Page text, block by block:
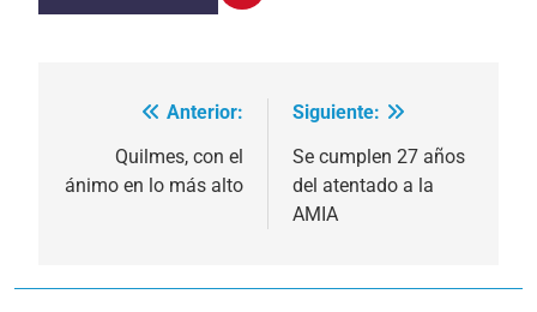
Navegación
Anterior:
Quilmes, con el
ánimo en lo más alto
Siguiente:
Se cumplen 27 años
del atentado a la
AMIA